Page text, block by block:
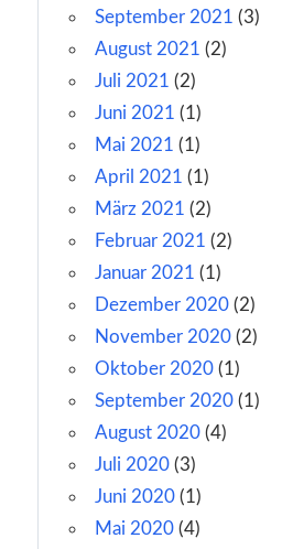
September 2021 (3)
August 2021 (2)
Juli 2021 (2)
Juni 2021 (1)
Mai 2021 (1)
April 2021 (1)
März 2021 (2)
Februar 2021 (2)
Januar 2021 (1)
Dezember 2020 (2)
November 2020 (2)
Oktober 2020 (1)
September 2020 (1)
August 2020 (4)
Juli 2020 (3)
Juni 2020 (1)
Mai 2020 (4)